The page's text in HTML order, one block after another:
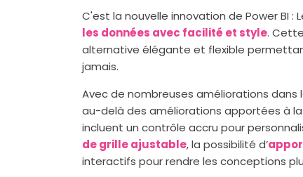
C'est la nouvelle innovation de Power BI :
les données avec facilité et style.
alternative élégante et flexible
jamais.
Avec de nombreuses améliorations
au-delà des améliorations apportées à
incluent un contrôle accru pour
de grille ajustable, la possibilité d’
interactifs pour rendre les conceptions